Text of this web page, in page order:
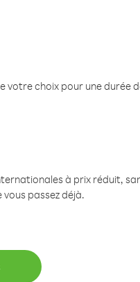
choix pour une durée
à prix réduit,
passez déjà.